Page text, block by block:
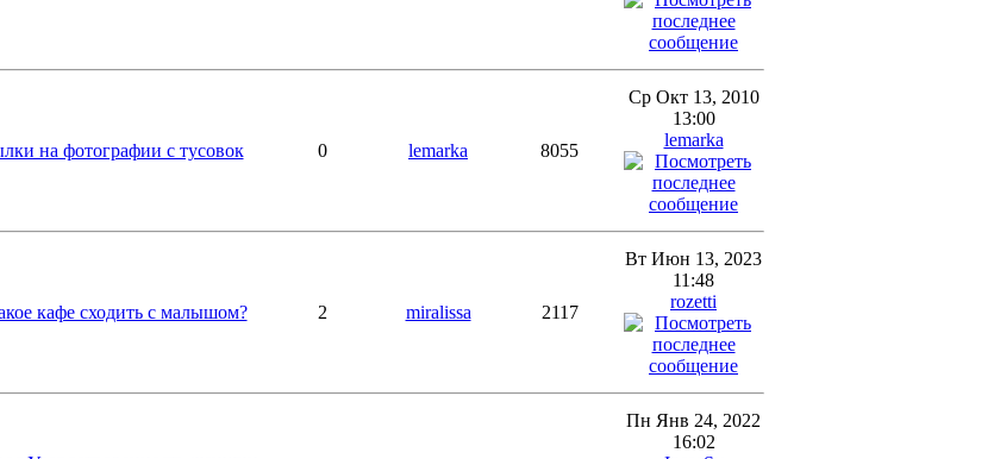
на фотографии с тусовок 0 lemarka 8055
Ср Окт 13, 2010
13:00
lemarka
кафе сходить с малышом? 2 miralissa 2117
Вт Июн 13, 2023
11:48
rozetti
Пн Янв 24, 2022
16:02